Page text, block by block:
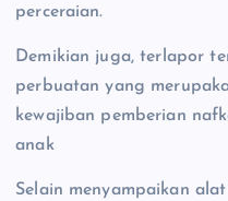
perceraian.
Demikian juga, terlapor
perbuatan yang
kewajiban pemberian
anak
Selain menyampaikan